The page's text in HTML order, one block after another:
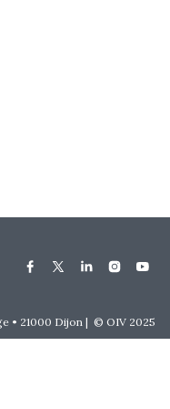
• 21000 Dijon | © OIV 2025